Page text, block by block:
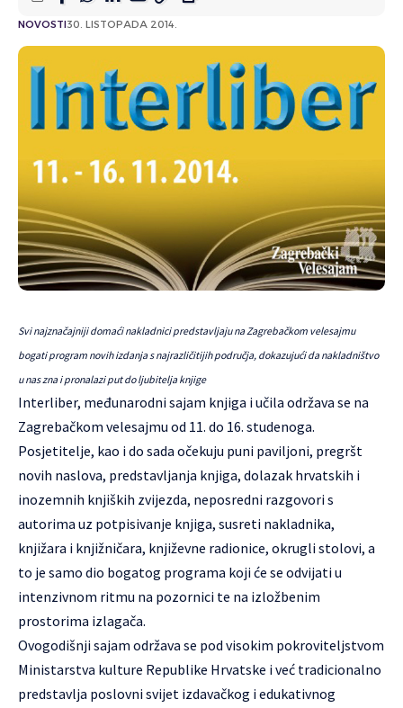
NOVOSTI30. LISTOPADA 2014.
Svi najznačajniji domaći nakladnici predstavljaju na Zagrebačkom velesajmu
bogati program novih izdanja s najrazličitijih područja, dokazujući da nakladništvo
u nas zna i pronalazi put do ljubitelja knjige
Interliber, međunarodni sajam knjiga i učila održava se na
Zagrebačkom velesajmu od 11. do 16. studenoga.
Posjetitelje, kao i do sada očekuju puni paviljoni, pregršt
novih naslova, predstavljanja knjiga, dolazak hrvatskih i
inozemnih knjiških zvijezda, neposredni razgovori s
autorima uz potpisivanje knjiga, susreti nakladnika,
knjižara i knjižničara, književne radionice, okrugli stolovi, a
to je samo dio bogatog programa koji će se odvijati u
intenzivnom ritmu na pozornici te na izložbenim
prostorima izlagača.
Ovogodišnji sajam održava se pod visokim pokroviteljstvom
Ministarstva kulture Republike Hrvatske i već tradicionalno
predstavlja poslovni svijet izdavačkog i edukativnog